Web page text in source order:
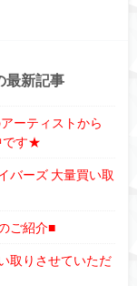
最新記事
ーティストから
です★
バーズ 大量買い取
ご紹介■
取りさせていただ